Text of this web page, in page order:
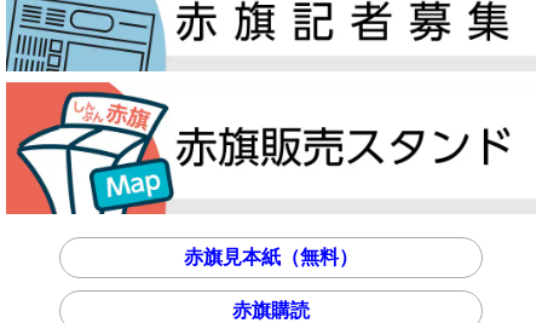
赤旗見本紙（無料）
赤旗購読